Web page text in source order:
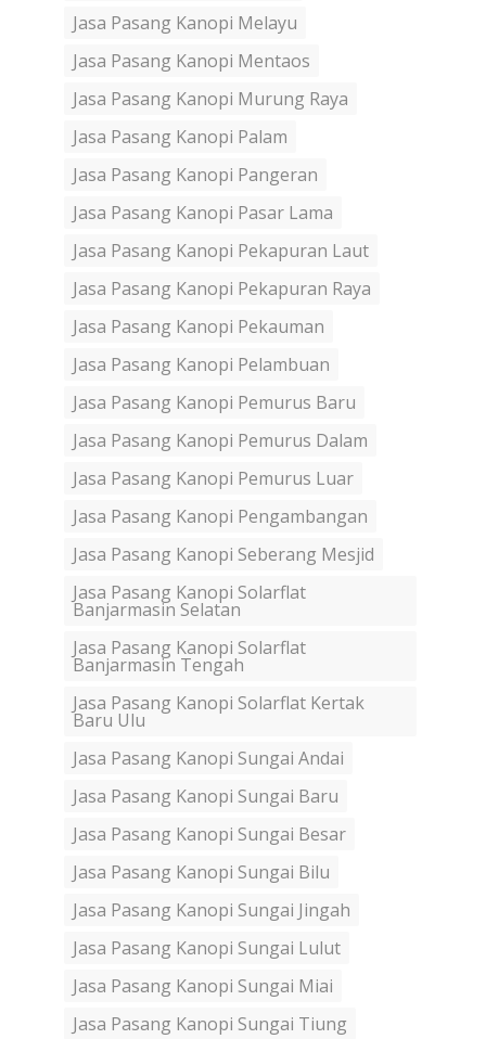
Jasa Pasang Kanopi Melayu
Jasa Pasang Kanopi Mentaos
Jasa Pasang Kanopi Murung Raya
Jasa Pasang Kanopi Palam
Jasa Pasang Kanopi Pangeran
Jasa Pasang Kanopi Pasar Lama
Jasa Pasang Kanopi Pekapuran Laut
Jasa Pasang Kanopi Pekapuran Raya
Jasa Pasang Kanopi Pekauman
Jasa Pasang Kanopi Pelambuan
Jasa Pasang Kanopi Pemurus Baru
Jasa Pasang Kanopi Pemurus Dalam
Jasa Pasang Kanopi Pemurus Luar
Jasa Pasang Kanopi Pengambangan
Jasa Pasang Kanopi Seberang Mesjid
Jasa Pasang Kanopi Solarflat
Banjarmasin Selatan
Jasa Pasang Kanopi Solarflat
Banjarmasin Tengah
Jasa Pasang Kanopi Solarflat Kertak
Baru Ulu
Jasa Pasang Kanopi Sungai Andai
Jasa Pasang Kanopi Sungai Baru
Jasa Pasang Kanopi Sungai Besar
Jasa Pasang Kanopi Sungai Bilu
Jasa Pasang Kanopi Sungai Jingah
Jasa Pasang Kanopi Sungai Lulut
Jasa Pasang Kanopi Sungai Miai
Jasa Pasang Kanopi Sungai Tiung